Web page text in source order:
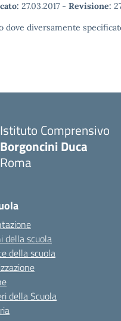
27.03.2017 - Revisione:
dove diversamente
Istituto Comprensivo
Borgoncini Duca
Roma
della scuola
della scuola
della Scuola